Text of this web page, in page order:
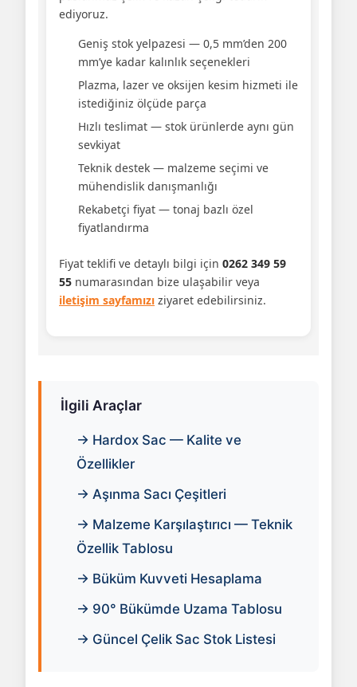
ediyoruz.
Geniş stok yelpazesi — 0,5 mm’den 200
mm’ye kadar kalınlık seçenekleri
Plazma, lazer ve oksijen kesim hizmeti ile
istediğiniz ölçüde parça
Hızlı teslimat — stok ürünlerde aynı gün
sevkiyat
Teknik destek — malzeme seçimi ve
mühendislik danışmanlığı
Rekabetçi fiyat — tonaj bazlı özel
fiyatlandırma
Fiyat teklifi ve detaylı bilgi için 0262 349 59
55 numarasından bize ulaşabilir veya
iletişim sayfamızı ziyaret edebilirsiniz.
İlgili Araçlar
→ Hardox Sac — Kalite ve
Özellikler
→ Aşınma Sacı Çeşitleri
→ Malzeme Karşılaştırıcı — Teknik
Özellik Tablosu
→ Büküm Kuvveti Hesaplama
→ 90° Bükümde Uzama Tablosu
→ Güncel Çelik Sac Stok Listesi